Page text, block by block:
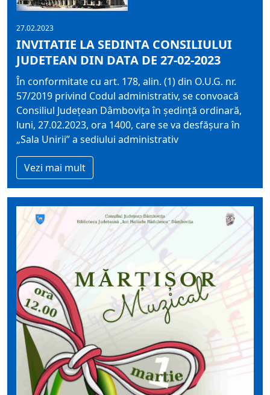
27.02.2023
INVITATIE LA SEDINTA CONSILIULUI
JUDETEAN DIN DATA DE 27-02-2023
În conformitate cu art. 178, alin. (1) din O.U.G. nr.
57/2019 privind Codul administrativ, se convoacă
Consiliul Judeţean Dâmboviţa în şedinţă ordinară,
luni, 27.02.2023, ora 1400, care se va desfăşura în
„Sala Unirii” a sediului administrativ
Vezi mai mult